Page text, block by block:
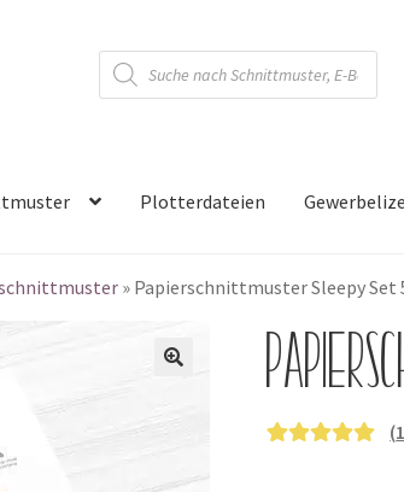
Products
search
Plotterdateien
» Papierschnittmuster Sleepy Set
(1